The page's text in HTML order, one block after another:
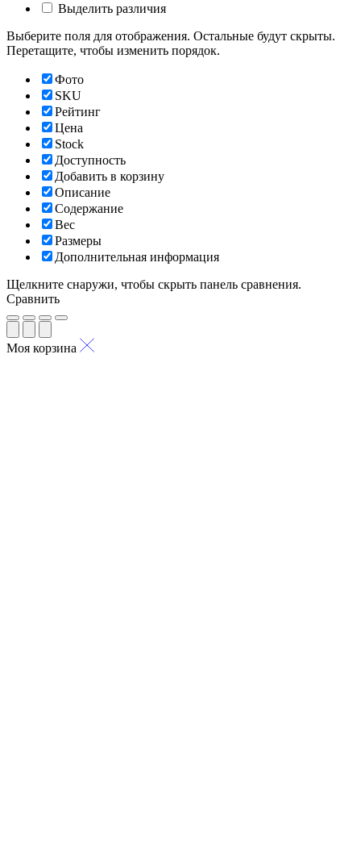
Выделить различия
Выберите поля для отображения. Остальные будут скрыты.
Перетащите, чтобы изменить порядок.
Фото
SKU
Рейтинг
Цена
Stock
Доступность
Добавить в корзину
Описание
Содержание
Вес
Размеры
Дополнительная информация
Щелкните снаружи, чтобы скрыть панель сравнения.
Сравнить
Моя корзина